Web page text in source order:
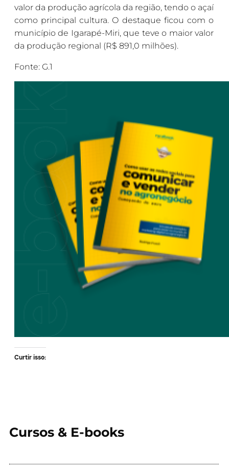
valor da produção agrícola da região, tendo o açaí
como principal cultura. O destaque ficou com o
município de Igarapé-Miri, que teve o maior valor
da produção regional (R$ 891,0 milhões).
Fonte: G.1
Curtir isso:
Cursos & E-books